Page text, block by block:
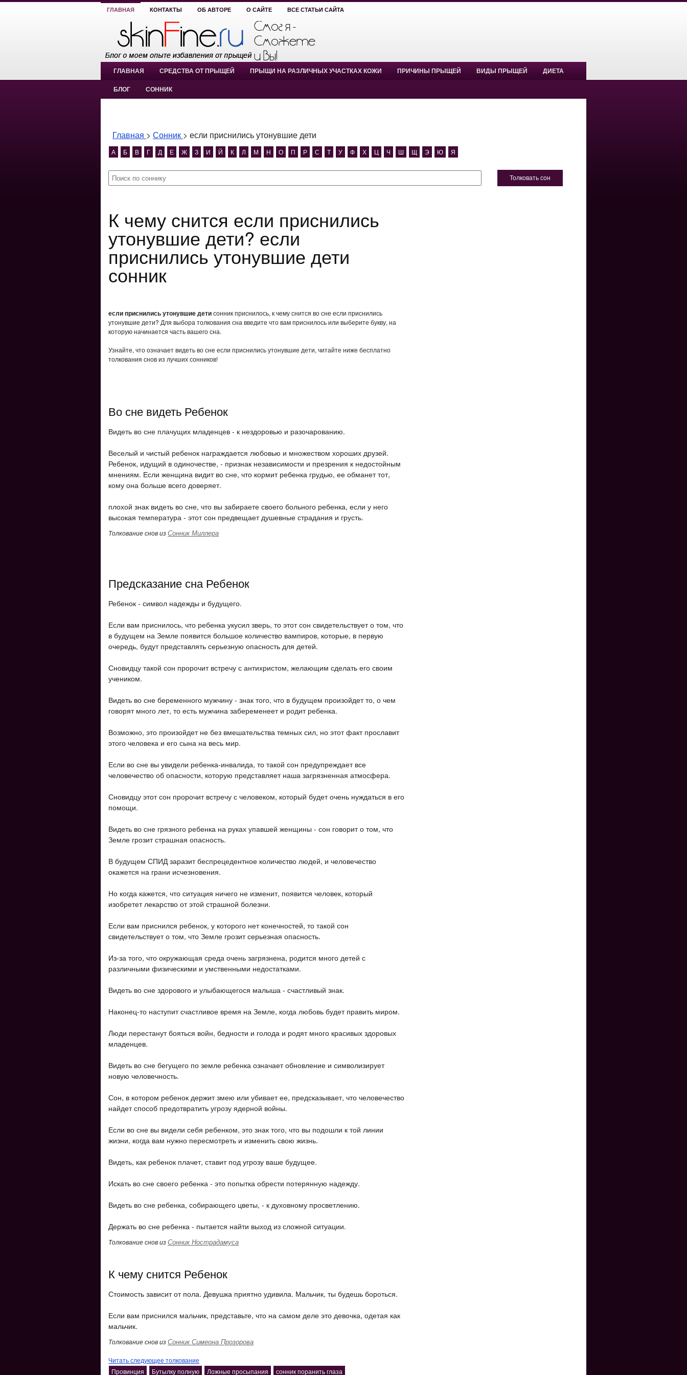
ГЛАВНАЯ КОНТАКТЫ ОБ АВТОРЕ О САЙТЕ ВСЕ СТАТЬИ САЙТА
ГЛАВНАЯ СРЕДСТВА ОТ ПРЫЩЕЙ ПРЫЩИ НА РАЗЛИЧНЫХ УЧАСТКАХ КОЖИ ПРИЧИНЫ ПРЫЩЕЙ ВИДЫ ПРЫЩЕЙ ДИЕТА
БЛОГ СОННИК
Главная > Сонник > если приснились утонувшие дети
А Б В Г Д Е Ж З И Й К Л М Н О П Р С Т У Ф Х Ц Ч Ш Щ Э Ю Я
Толковать сон
К чему снится если приснились
утонувшие дети? если
приснились утонувшие дети
сонник
если приснились утонувшие детисонник приснилось, к чему снится во сне если приснились
утонувшие дети? Для выбора толкования сна введите что вам приснилось или выберите букву, на
которую начинается часть вашего сна.
Узнайте, что означает видеть во сне если приснились утонувшие дети, читайте ниже бесплатно
толкования снов из лучших сонников!
Во сне видеть Ребенок
Видеть во сне плачущих младенцев - к нездоровью и разочарованию.
Веселый и чистый ребенок награждается любовью и множеством хороших друзей.
Ребенок, идущий в одиночестве, - признак независимости и презрения к недостойным
мнениям. Если женщина видит во сне, что кормит ребенка грудью, ее обманет тот,
кому она больше всего доверяет.
плохой знак видеть во сне, что вы забираете своего больного ребенка, если у него
высокая температура - этот сон предвещает душевные страдания и грусть.
Толкование снов изСонник Миллера
Предсказание сна Ребенок
Ребенок - символ надежды и будущего.
Если вам приснилось, что ребенка укусил зверь, то этот сон свидетельствует о том, что
в будущем на Земле появится большое количество вампиров, которые, в первую
очередь, будут представлять серьезную опасность для детей.
Сновидцу такой сон пророчит встречу с антихристом, желающим сделать его своим
учеником.
Видеть во сне беременного мужчину - знак того, что в будущем произойдет то, о чем
говорят много лет, то есть мужчина забеременеет и родит ребенка.
Возможно, это произойдет не без вмешательства темных сил, но этот факт прославит
этого человека и его сына на весь мир.
Если во сне вы увидели ребенка-инвалида, то такой сон предупреждает все
человечество об опасности, которую представляет наша загрязненная атмосфера.
Сновидцу этот сон пророчит встречу с человеком, который будет очень нуждаться в его
помощи.
Видеть во сне грязного ребенка на руках упавшей женщины - сон говорит о том, что
Земле грозит страшная опасность.
В будущем СПИД заразит беспрецедентное количество людей, и человечество
окажется на грани исчезновения.
Но когда кажется, что ситуация ничего не изменит, появится человек, который
изобретет лекарство от этой страшной болезни.
Если вам приснился ребенок, у которого нет конечностей, то такой сон
свидетельствует о том, что Земле грозит серьезная опасность.
Из-за того, что окружающая среда очень загрязнена, родится много детей с
различными физическими и умственными недостатками.
Видеть во сне здорового и улыбающегося малыша - счастливый знак.
Наконец-то наступит счастливое время на Земле, когда любовь будет править миром.
Люди перестанут бояться войн, бедности и голода и родят много красивых здоровых
младенцев.
Видеть во сне бегущего по земле ребенка означает обновление и символизирует
новую человечность.
Сон, в котором ребенок держит змею или убивает ее, предсказывает, что человечество
найдет способ предотвратить угрозу ядерной войны.
Если во сне вы видели себя ребенком, это знак того, что вы подошли к той линии
жизни, когда вам нужно пересмотреть и изменить свою жизнь.
Видеть, как ребенок плачет, ставит под угрозу ваше будущее.
Искать во сне своего ребенка - это попытка обрести потерянную надежду.
Видеть во сне ребенка, собирающего цветы, - к духовному просветлению.
Держать во сне ребенка - пытается найти выход из сложной ситуации.
Толкование снов изСонник Нострадамуса
К чему снится Ребенок
Стоимость зависит от пола. Девушка приятно удивила. Мальчик, ты будешь бороться.
Если вам приснился мальчик, представьте, что на самом деле это девочка, одетая как
мальчик.
Толкование снов изСонник Симеона Прозорова
Читать следующее толкование
Провинция
Бутылку полную Ложные просыпания сонник поранить глаза